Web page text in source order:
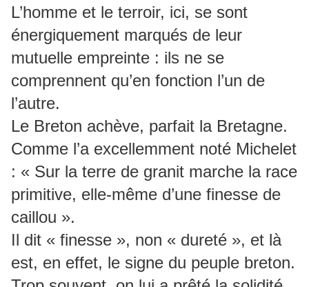
L’homme et le terroir, ici, se sont
énergiquement marqués de leur
mutuelle empreinte : ils ne se
comprennent qu’en fonction l’un de
l’autre.
Le Breton achève, parfait la Bretagne.
Comme l’a excellemment noté Michelet
: « Sur la terre de granit marche la race
primitive, elle-même d’une finesse de
caillou ».
Il dit « finesse », non « dureté », et là
est, en effet, le signe du peuple breton.